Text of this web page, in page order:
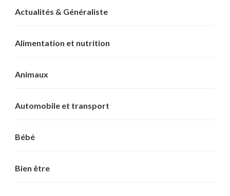
Actualités & Généraliste
Alimentation et nutrition
Animaux
Automobile et transport
Bébé
Bien être